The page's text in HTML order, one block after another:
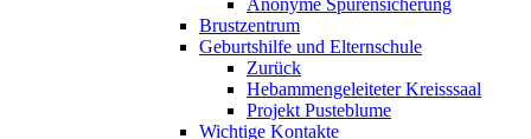
Anonyme Spurensicherung
Brustzentrum
Geburtshilfe und Elternschule
Zurück
Hebammengeleiteter Kreisssaal
Projekt Pusteblume
Wichtige Kontakte